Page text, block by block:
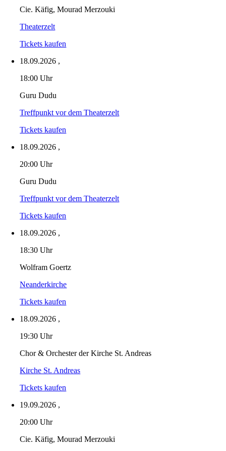
Cie. Käfig, Mourad Merzouki
Theaterzelt
Tickets kaufen
18.09.2026 ,
18:00 Uhr
Guru Dudu
Treffpunkt vor dem Theaterzelt
Tickets kaufen
18.09.2026 ,
20:00 Uhr
Guru Dudu
Treffpunkt vor dem Theaterzelt
Tickets kaufen
18.09.2026 ,
18:30 Uhr
Wolfram Goertz
Neanderkirche
Tickets kaufen
18.09.2026 ,
19:30 Uhr
Chor & Orchester der Kirche St. Andreas
Kirche St. Andreas
Tickets kaufen
19.09.2026 ,
20:00 Uhr
Cie. Käfig, Mourad Merzouki